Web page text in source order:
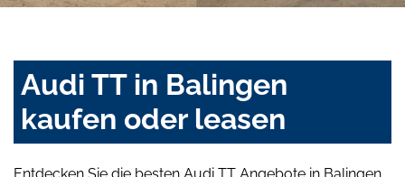
Audi TT in Balingen
kaufen oder leasen